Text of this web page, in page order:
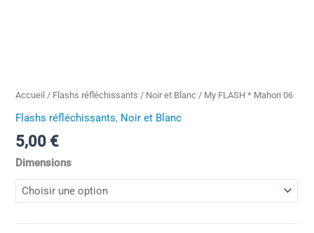
Accueil / Flashs réfléchissants / Noir et Blanc / My FLASH * Mahori 06
Flashs réfléchissants, Noir et Blanc
5,00 €
Dimensions
Mahori